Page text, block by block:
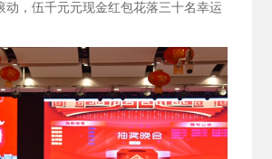
动，伍千元元现金红包花落三十名幸运